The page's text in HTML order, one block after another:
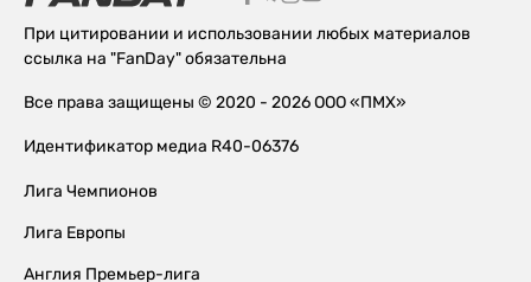
При цитировании и использовании любых материалов
ссылка на "FanDay" обязательна
Все права защищены © 2020 - 2026 ООО «ПМХ»
Идентификатор медиа R40-06376
Лига Чемпионов
Лига Европы
Англия Премьер-лига